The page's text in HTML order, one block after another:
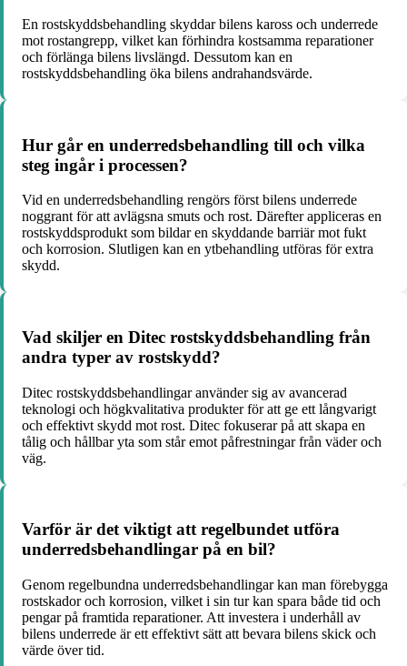
En rostskyddsbehandling skyddar bilens kaross och underrede
mot rostangrepp, vilket kan förhindra kostsamma reparationer
och förlänga bilens livslängd. Dessutom kan en
rostskyddsbehandling öka bilens andrahandsvärde.
Hur går en underredsbehandling till och vilka
steg ingår i processen?
Vid en underredsbehandling rengörs först bilens underrede
noggrant för att avlägsna smuts och rost. Därefter appliceras en
rostskyddsprodukt som bildar en skyddande barriär mot fukt
och korrosion. Slutligen kan en ytbehandling utföras för extra
skydd.
Vad skiljer en Ditec rostskyddsbehandling från
andra typer av rostskydd?
Ditec rostskyddsbehandlingar använder sig av avancerad
teknologi och högkvalitativa produkter för att ge ett långvarigt
och effektivt skydd mot rost. Ditec fokuserar på att skapa en
tålig och hållbar yta som står emot påfrestningar från väder och
väg.
Varför är det viktigt att regelbundet utföra
underredsbehandlingar på en bil?
Genom regelbundna underredsbehandlingar kan man förebygga
rostskador och korrosion, vilket i sin tur kan spara både tid och
pengar på framtida reparationer. Att investera i underhåll av
bilens underrede är ett effektivt sätt att bevara bilens skick och
värde över tid.